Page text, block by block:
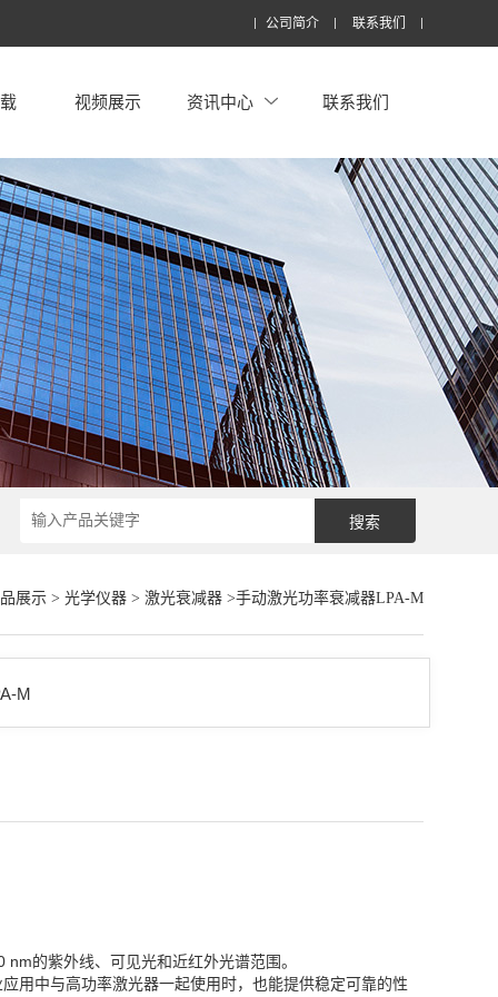
公司简介 联系我们
视频展示 资讯中心 联系我们
展示> 光学仪器> 激光衰减器>手动激光功率衰减器LPA-M
的紫外线、可见光和近红外光谱范围。
用中与高功率激光器一起使用时，也能提供稳定可靠的性